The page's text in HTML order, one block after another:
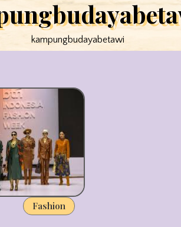
kampungbudayabetawi
Fashion